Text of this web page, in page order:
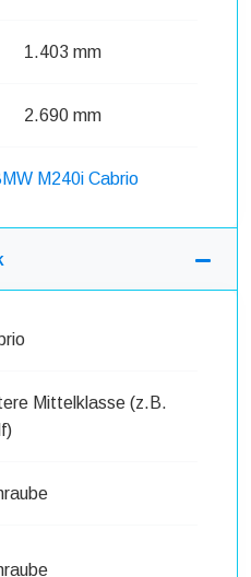
1.403 mm
2.690 mm
M240i Cabrio
Mittelklasse (z.B.